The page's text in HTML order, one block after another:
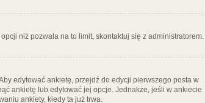
niż pozwala na to limit, skontaktuj się z administratorem.
edytować ankietę, przejdź do edycji pierwszego posta w
ankietę lub edytować jej opcje. Jednakże, jeśli w ankiecie
ankiety, kiedy ta już trwa.